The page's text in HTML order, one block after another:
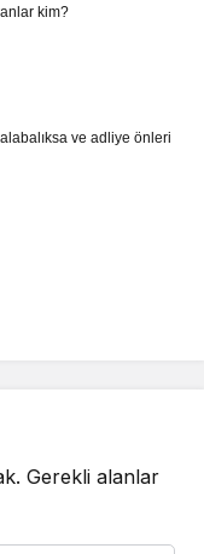
kim?
ve adliye önleri
Gerekli alanlar